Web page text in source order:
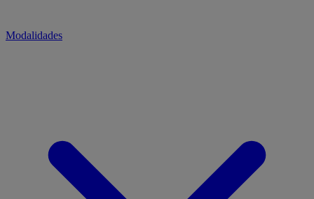
Modalidades